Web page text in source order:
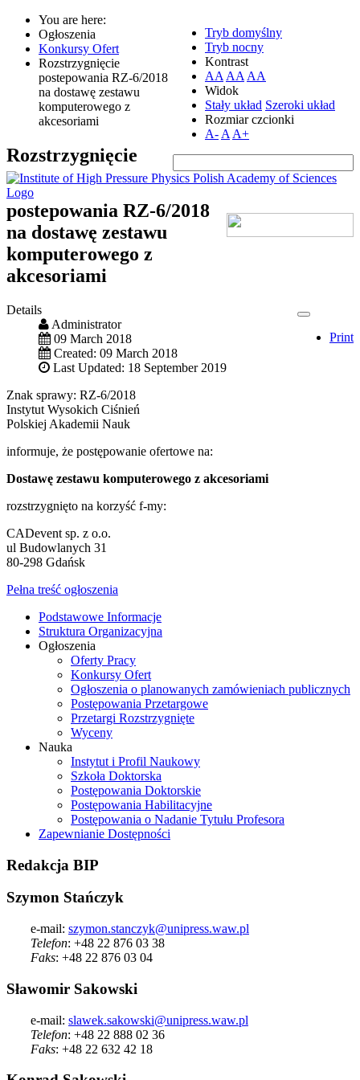
Tryb domyślny
Tryb nocny
Kontrast
AA AA AA
Widok
Stały układ Szeroki układ
Rozmiar czcionki
A- A A+
You are here:
Ogłoszenia
Konkursy Ofert
Rozstrzygnięcie
postepowania RZ-6/2018
na dostawę zestawu
komputerowego z
akcesoriami
Rozstrzygnięcie
postepowania RZ-6/2018
na dostawę zestawu
komputerowego z
akcesoriami
Print
Details
Administrator
09 March 2018
Created: 09 March 2018
Last Updated: 18 September 2019
Znak sprawy: RZ-6/2018
Instytut Wysokich Ciśnień
Polskiej Akademii Nauk
informuje, że postępowanie ofertowe na:
Dostawę zestawu komputerowego z akcesoriami
rozstrzygnięto na korzyść f-my:
CADevent sp. z o.o.
ul Budowlanych 31
80-298 Gdańsk
Pełna treść ogłoszenia
Podstawowe Informacje
Struktura Organizacyjna
Ogłoszenia
Oferty Pracy
Konkursy Ofert
Ogłoszenia o planowanych zamówieniach publicznych
Postępowania Przetargowe
Przetargi Rozstrzygnięte
Wyceny
Nauka
Instytut i Profil Naukowy
Szkoła Doktorska
Postępowania Doktorskie
Postępowania Habilitacyjne
Postępowania o Nadanie Tytułu Profesora
Zapewnianie Dostępności
Redakcja BIP
Szymon Stańczyk
e-mail: szymon.stanczyk@unipress.waw.pl
Telefon: +48 22 876 03 38
Faks: +48 22 876 03 04
Sławomir Sakowski
e-mail: slawek.sakowski@unipress.waw.pl
Telefon: +48 22 888 02 36
Faks: +48 22 632 42 18